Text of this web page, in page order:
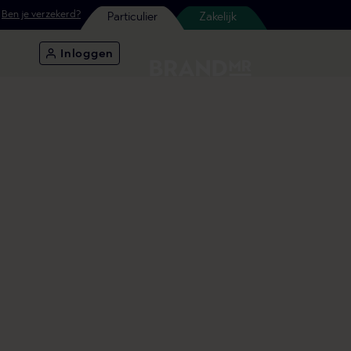
Ben je verzekerd? Particulier Zakelijk
Inloggen